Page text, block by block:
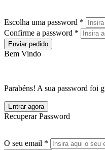
Escolha uma password *
Confirme a password *
Enviar pedido
Bem Vindo
Parabéns! A sua password foi
Entrar agora
Recuperar Password
O seu email *